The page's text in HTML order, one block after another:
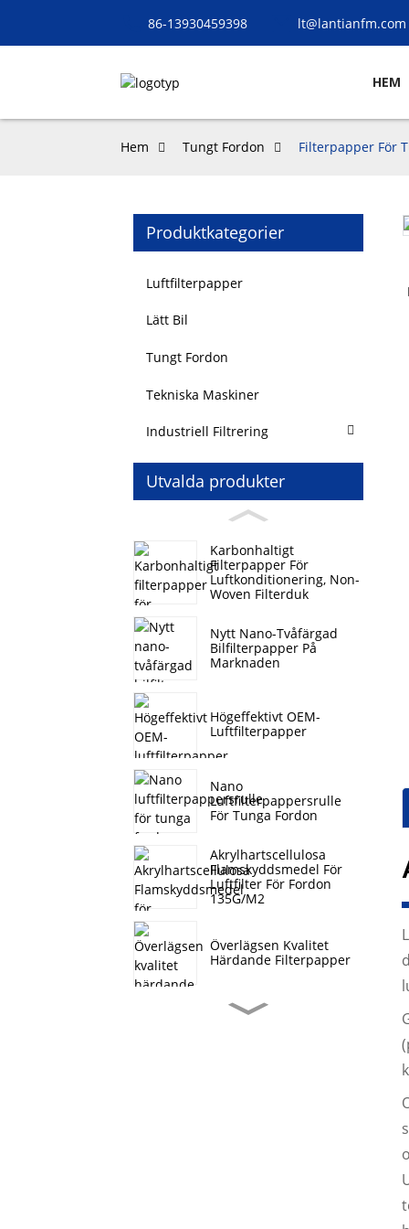
86-13930459398 lt@lantianfm.com
HEM
Hem Tungt Fordon Filterpapper För
Produktkategorier
Luftfilterpapper
Lätt Bil
Tungt Fordon
Tekniska Maskiner
Industriell Filtrering
Utvalda produkter
Karbonhaltigt
Filterpapper För
Luftkonditionering, Non-
Woven Filterduk
Nytt Nano-Tvåfärgad
Bilfilterpapper På
Marknaden
Högeffektivt OEM-
Luftfilterpapper
Nano
Luftfilterpappersrulle
För Tunga Fordon
Akrylhartscellulosa
Flamskyddsmedel För
Luftfilter För Fordon
135G/M2
Överlägsen Kvalitet
Härdande Filterpapper
Hi-Q
Loading...
Loading...